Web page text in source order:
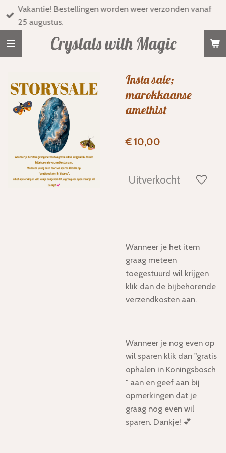
Ga
direct
Crystals with Magic
Vakantie! Bestellingen worden weer verzonden vanaf
25 augustus.
Insta sale;
marokkaanse
amethist
€ 10,00
Uitverkocht
Wanneer je het item
graag meteen
toegestuurd wil krijgen
klik dan de bijbehorende
verzendkosten aan.
Wanneer je nog even op
wil sparen klik dan "gratis
ophalen in Koningsbosch
" aan en geef aan bij
opmerkingen dat je
graag nog even wil
sparen. Dankje! 💕